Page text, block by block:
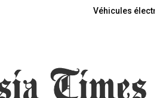
Véhicules